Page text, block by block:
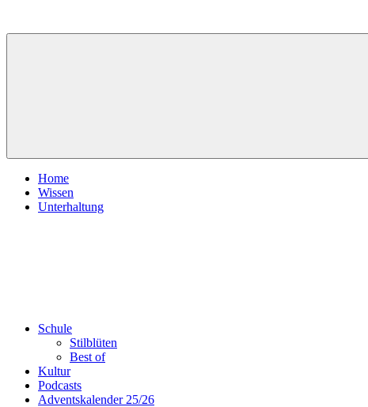
Home
Wissen
Unterhaltung
Schule
Stilblüten
Best of
Kultur
Podcasts
Adventskalender 25/26